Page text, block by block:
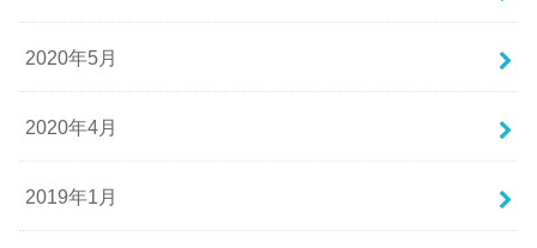
2020年5月
2020年4月
2019年1月